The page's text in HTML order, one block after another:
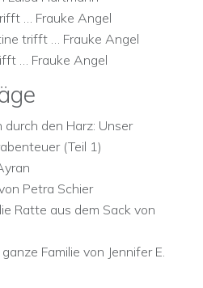
… Frauke Angel
trifft … Frauke Angel
… Frauke Angel
den Harz: Unser
(Teil 1)
Petra Schier
Ratte aus dem Sack von
Familie von Jennifer E.